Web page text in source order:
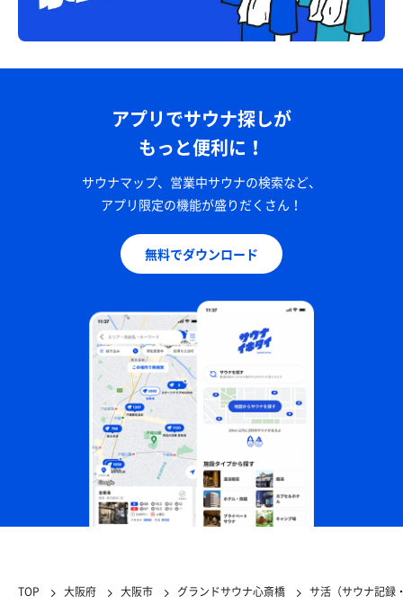
アプリでサウナ探しが
もっと便利に！
サウナマップ、営業中サウナの検索など、
アプリ限定の機能が盛りだくさん！
無料でダウンロード
TOP 大阪府 大阪市 グランドサウナ心斎橋 サ活（サウナ記録